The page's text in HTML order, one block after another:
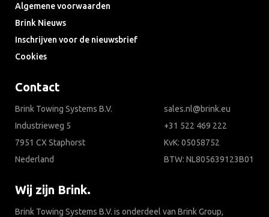
Algemene voorwaarden
Brink Nieuws
Inschrijven voor de nieuwsbrief
Cookies
Contact
Brink Towing Systems B.V.
Industrieweg 5
7951 CX Staphorst
Nederland
sales.nl@brink.eu
+31 522 469 222
KvK: 05058752
BTW: NL805639123B01
Wij zijn Brink.
Brink Towing Systems B.V. is onderdeel van Brink Group,